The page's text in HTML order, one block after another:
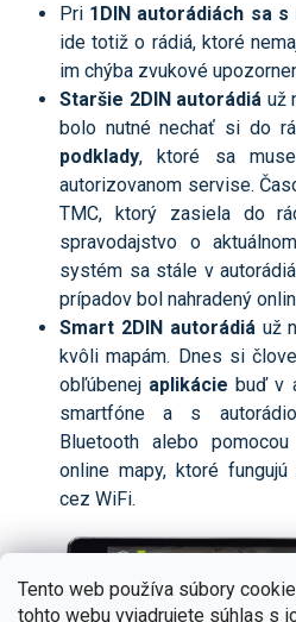
Tento web používa súbory
tohto webu vyjadrujete súhlas s
Pri 1DIN autorádiách sa s
ide totiž o rádiá, ktoré
im chýba zvukové
Staršie 2DIN autorádiá už
bolo nutné nechať si do
podklady, ktoré sa
autorizovanom servise.
TMC, ktorý zasiela do
spravodajstvo o
systém sa stále v
prípadov bol nahradený
Smart 2DIN autorádiá už
kvôli mapám. Dnes si
obľúbenej aplikácie buď v
smartfóne a s
Bluetooth alebo
online mapy, ktoré
cez WiFi.